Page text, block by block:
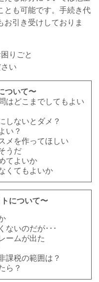
とも可能です。手続き代
お引き受けしておりま
りごと
い
ついて〜
はどこまでしてもよい
しないとダメ？
い？
メを作ってほしい
うだ
てよいか
くてもよいか
について〜
ないのだが･･･
ームが出た
課税の範囲は？
ら？